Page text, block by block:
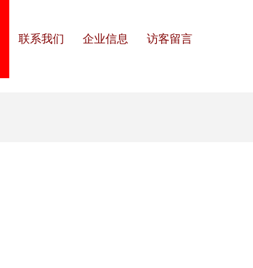
联系我们 企业信息 访客留言